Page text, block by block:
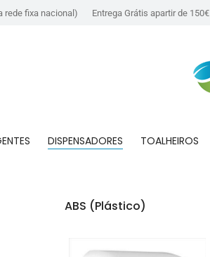
rede fixa nacional) Entrega Grátis apartir de 150€
DISPENSADORES TOALHEIROS
ABS (Plástico)